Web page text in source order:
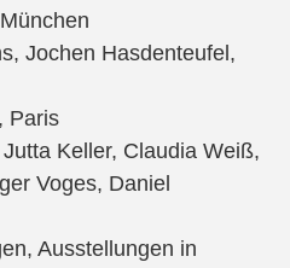
Jochen Hasdenteufel,
Paris
Keller, Claudia Weiß,
Voges, Daniel
Ausstellungen in